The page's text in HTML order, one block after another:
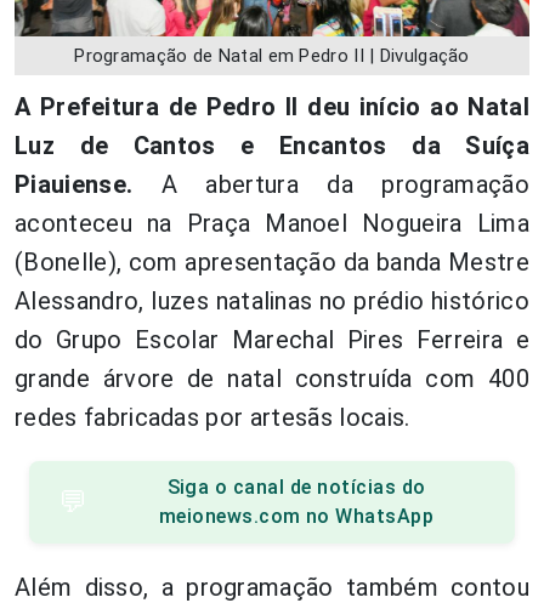
Programação de Natal em Pedro II | Divulgação
A Prefeitura de Pedro II deu início ao Natal
Luz de Cantos e Encantos da Suíça
Piauiense. A abertura da programação
aconteceu na Praça Manoel Nogueira Lima
(Bonelle), com apresentação da banda Mestre
Alessandro, luzes natalinas no prédio histórico
do Grupo Escolar Marechal Pires Ferreira e
grande árvore de natal construída com 400
redes fabricadas por artesãs locais.
💬
Siga o canal de notícias do
meionews.com no WhatsApp
Além disso, a programação também contou